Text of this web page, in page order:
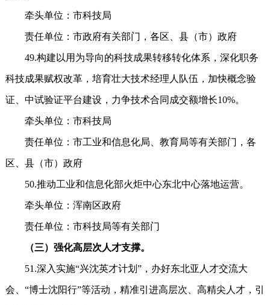
牵头单位：市科技局
责任单位：市政府有关部门，各区、县（市）政府
49.构建以用为导向的科技成果转移转化体系，深化职务
科技成果赋权改革，培育壮大技术经理人队伍，加快概念验
证、中试验证平台建设，力争技术合同成交额增长10%。
牵头单位：市科技局
责任单位：市工业和信息化局、教育局等有关部门，各
区、县（市）政府
50.推动工业和信息化部火炬中心东北中心落地运营。
牵头单位：浑南区政府
责任单位：市科技局等有关部门
（三）强化高层次人才支撑。
51.深入实施“兴沈英才计划”，办好东北亚人才交流大
会、“博士沈阳行”等活动，精准引进高层次、高精尖人才，引